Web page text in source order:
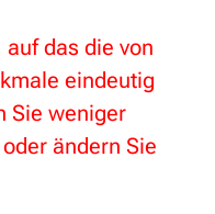
das die von
eindeutig
Sie weniger
ändern Sie